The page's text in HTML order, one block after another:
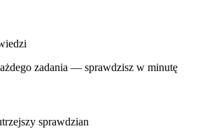
zadania — sprawdzisz w minutę
sprawdzian